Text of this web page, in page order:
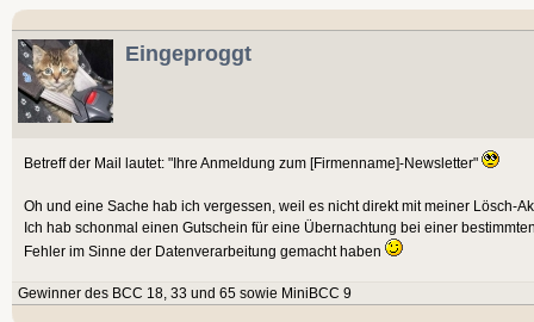
Eingeproggt
Betreff der Mail lautet: "Ihre Anmeldung zum [Firmenname]-Newsletter"
Oh und eine Sache hab ich vergessen, weil es nicht direkt mit meiner Lösch-
Ich hab schonmal einen Gutschein für eine Übernachtung bei einer
Fehler im Sinne der Datenverarbeitung gemacht haben
Gewinner des BCC 18, 33 und 65 sowie MiniBCC 9